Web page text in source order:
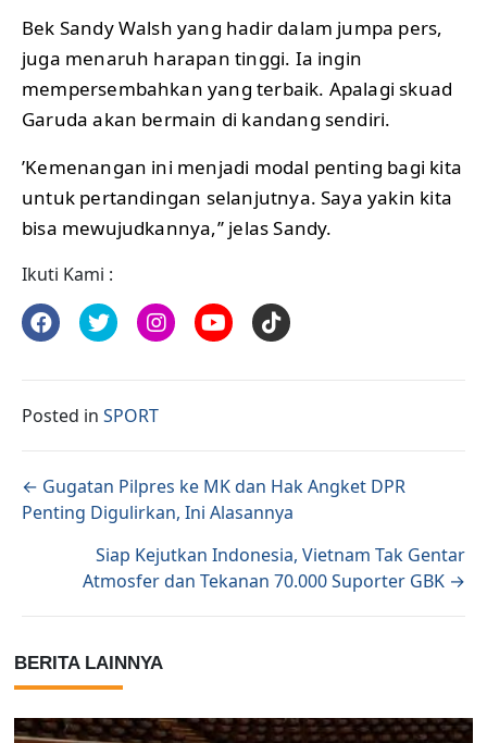
Bek Sandy Walsh yang hadir dalam jumpa pers,
juga menaruh harapan tinggi. Ia ingin
mempersembahkan yang terbaik. Apalagi skuad
Garuda akan bermain di kandang sendiri.
’Kemenangan ini menjadi modal penting bagi kita
untuk pertandingan selanjutnya. Saya yakin kita
bisa mewujudkannya,’’ jelas Sandy.
Ikuti Kami :
Posted in SPORT
Posts navigation
← Gugatan Pilpres ke MK dan Hak Angket DPR
Penting Digulirkan, Ini Alasannya
Siap Kejutkan Indonesia, Vietnam Tak Gentar
Atmosfer dan Tekanan 70.000 Suporter GBK →
BERITA LAINNYA